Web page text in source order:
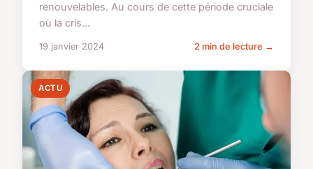
renouvelables. Au cours de cette période cruciale
où la cris...
19 janvier 2024 2 min de lecture →
ACTU